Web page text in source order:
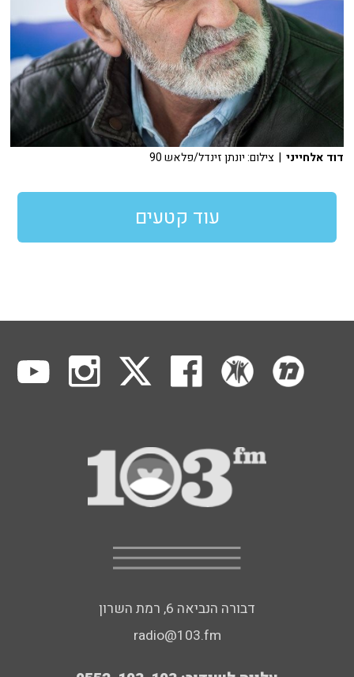
דוד אלחייני | צילום: יונתן זינדל/פלאש 90
עוד קטעים
דבורה הנביאה 6, רמת השרון
radio@103.fm